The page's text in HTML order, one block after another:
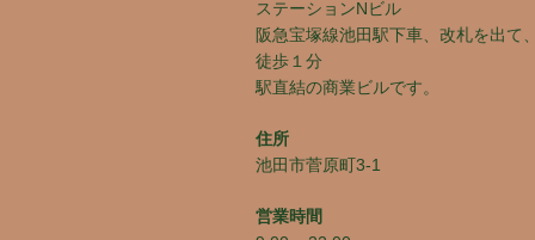
ステーションNビル
阪急宝塚線池田駅下車、改札を出て
徒歩１分
駅直結の商業ビルです。
住所
池田市菅原町3-1
営業時間